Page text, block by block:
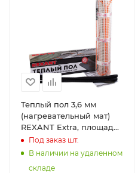
Теплый пол 3,6 мм
(нагревательный мат)
REXANT Extra, площадь
4,0 м2 (0,5 х 8,0метров),
640Вт, (двух жильный)
Под заказ шт.
В наличии на удаленном
складе